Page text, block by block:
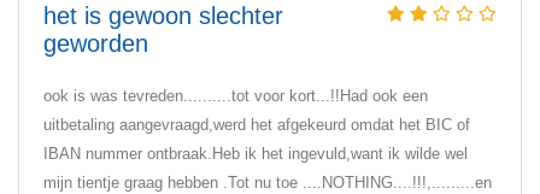
het is gewoon slechter
geworden
ook is was tevreden..........tot voor kort...!!Had ook een
uitbetaling aangevraagd,werd het afgekeurd omdat het BIC of
IBAN nummer ontbraak.Heb ik het ingevuld,want ik wilde wel
mijn tientje graag hebben .Tot nu toe ....NOTHING....!!!,.........en